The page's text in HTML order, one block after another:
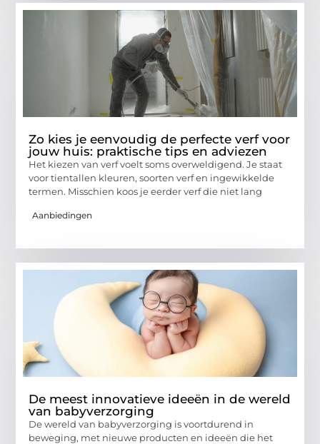
Zo kies je eenvoudig de perfecte verf voor
jouw huis: praktische tips en adviezen
Het kiezen van verf voelt soms overweldigend. Je staat
voor tientallen kleuren, soorten verf en ingewikkelde
termen. Misschien koos je eerder verf die niet lang
Aanbiedingen
De meest innovatieve ideeën in de wereld
van babyverzorging
De wereld van babyverzorging is voortdurend in
beweging, met nieuwe producten en ideeën die het